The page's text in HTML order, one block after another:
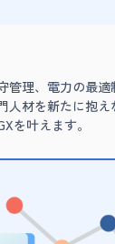
管理、電力の最
人材を新たに抱
を叶えます。